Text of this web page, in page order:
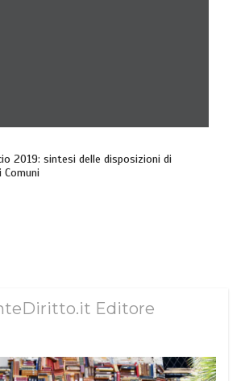
2019: sintesi delle disposizioni di
Editore